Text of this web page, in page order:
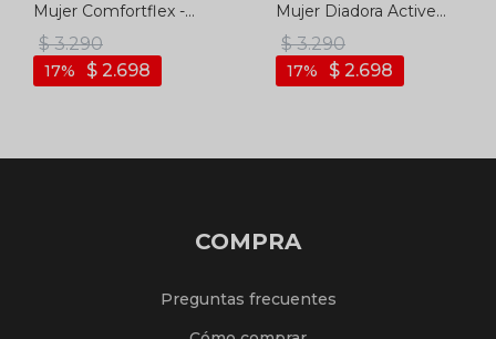
Mujer Comfortflex -
Blanco-crema
$ 3.290
$ 2.698
17
Mujer Diadora Active
Passo 2 - Plata-blanco
$ 3.290
$ 2.698
17
COMPRA
Preguntas frecuentes